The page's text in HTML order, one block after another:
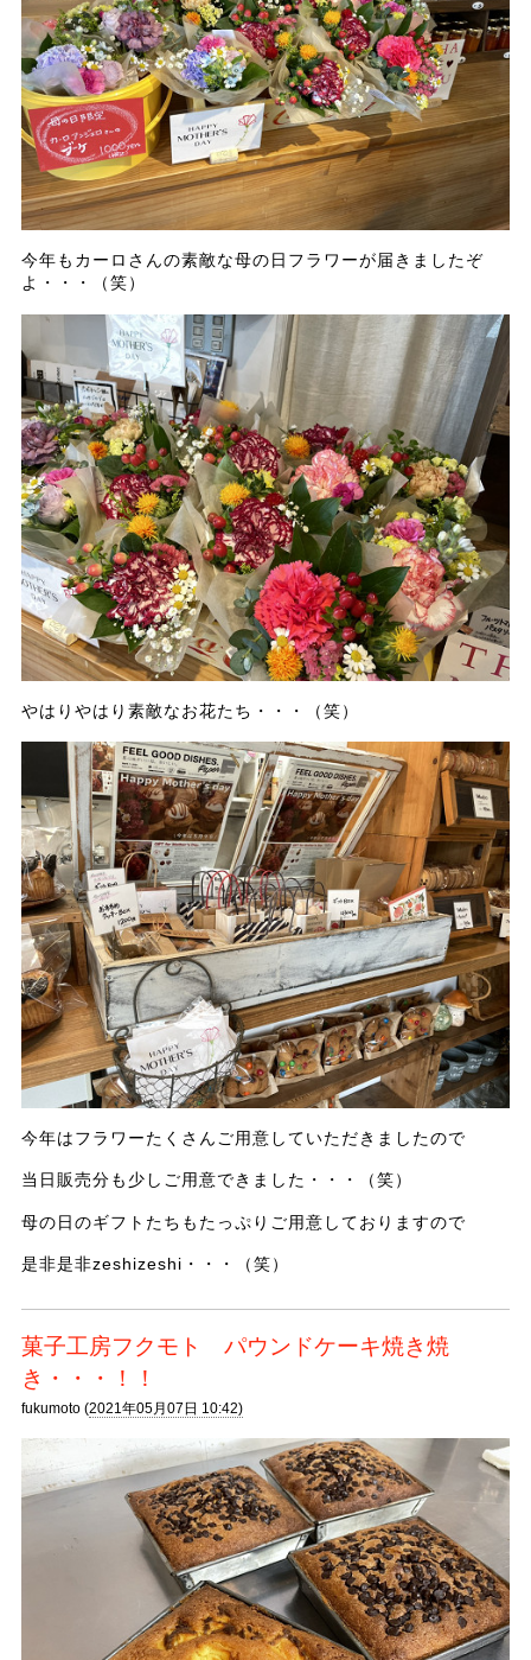
今年もカーロさんの素敵な母の日フラワーが届きましたぞ
よ・・・（笑）
やはりやはり素敵なお花たち・・・（笑）
今年はフラワーたくさんご用意していただきましたので
当日販売分も少しご用意できました・・・（笑）
母の日のギフトたちもたっぷりご用意しておりますので
是非是非zeshizeshi・・・（笑）
菓子工房フクモト パウンドケーキ焼き焼
き・・・！！
fukumoto (2021年05月07日 10:42)